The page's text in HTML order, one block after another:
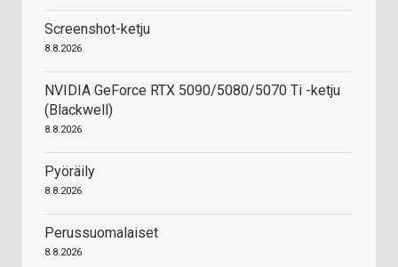
Screenshot-ketju
8.8.2026
NVIDIA GeForce RTX 5090/5080/5070 Ti -ketju
(Blackwell)
8.8.2026
Pyöräily
8.8.2026
Perussuomalaiset
8.8.2026